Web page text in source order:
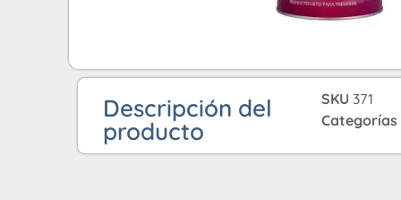
Descripción del
producto
SKU 371
Categorías